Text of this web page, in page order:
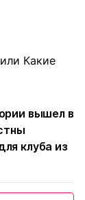
вышел в
клуба из